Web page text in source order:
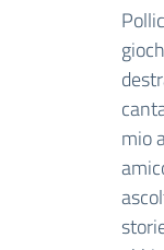
mio